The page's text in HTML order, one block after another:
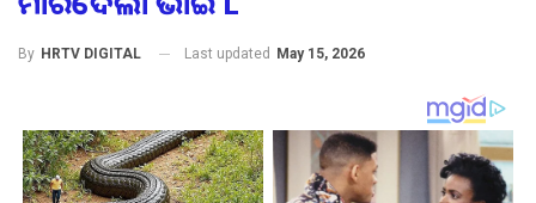
By HRTV DIGITAL Last updated May 15, 2026